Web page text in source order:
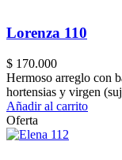
Lorenza 110
$ 170.000
Hermoso arreglo con
hortensias y virgen
Añadir al carrito
Oferta